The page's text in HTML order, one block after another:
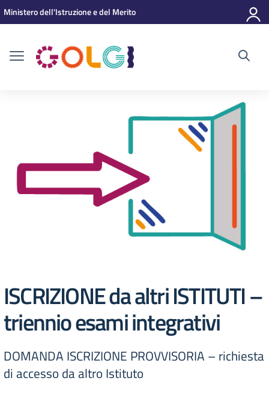
Vai ai contenuti
Vai al menu di navigazione
Vai al footer
Ministero dell'Istruzione e del Merito
ISCRIZIONE da altri ISTITUTI –
triennio esami integrativi
DOMANDA ISCRIZIONE PROVVISORIA – richiesta
di accesso da altro Istituto